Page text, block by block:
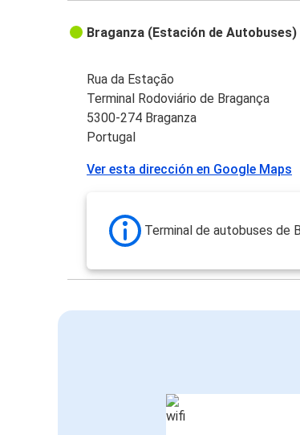
Braganza (Estación de Autobuses)
Rua da Estação
Terminal Rodoviário de Bragança
5300-274 Braganza
Portugal
Ver esta dirección en Google Maps
Terminal de autobuses de